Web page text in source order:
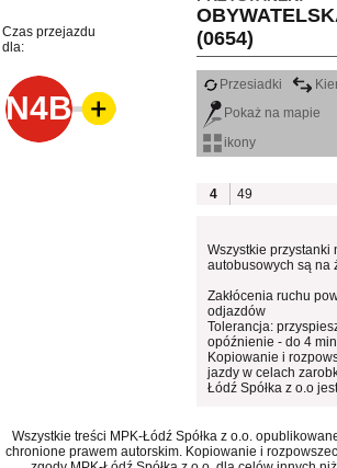
(0654)
Czas przejazdu
dla:
N4B
Przesiadki
Pokaż na mapie
ikony
4
49
Wszystkie przystanki
autobusowych są na
Zakłócenia ruchu
odjazdów
Tolerancja:
opóźnienie - do 4
Kopiowanie i
jazdy w celach
Łódź Spółka z o.o
Wszystkie treści MPK-Łódź Spółka z o.o.
chronione prawem autorskim. Kopiowanie i